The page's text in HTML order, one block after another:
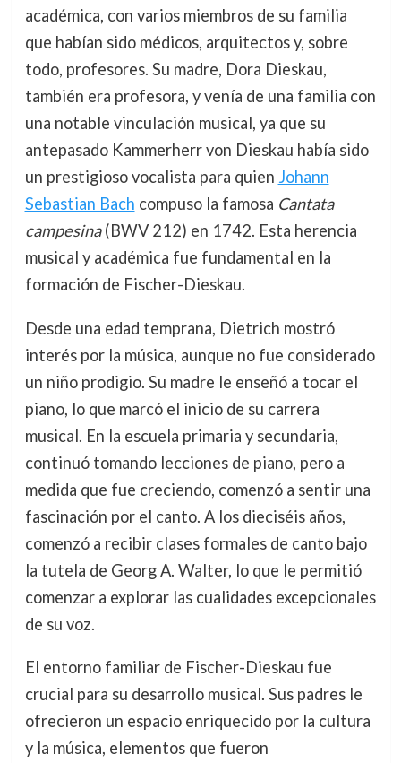
académica, con varios miembros de su familia
que habían sido médicos, arquitectos y, sobre
todo, profesores. Su madre, Dora Dieskau,
también era profesora, y venía de una familia con
una notable vinculación musical, ya que su
antepasado Kammerherr von Dieskau había sido
un prestigioso vocalista para quien Johann
Sebastian Bach compuso la famosa Cantata
campesina(BWV 212) en 1742. Esta herencia
musical y académica fue fundamental en la
formación de Fischer-Dieskau.
Desde una edad temprana, Dietrich mostró
interés por la música, aunque no fue considerado
un niño prodigio. Su madre le enseñó a tocar el
piano, lo que marcó el inicio de su carrera
musical. En la escuela primaria y secundaria,
continuó tomando lecciones de piano, pero a
medida que fue creciendo, comenzó a sentir una
fascinación por el canto. A los dieciséis años,
comenzó a recibir clases formales de canto bajo
la tutela de Georg A. Walter, lo que le permitió
comenzar a explorar las cualidades excepcionales
de su voz.
El entorno familiar de Fischer-Dieskau fue
crucial para su desarrollo musical. Sus padres le
ofrecieron un espacio enriquecido por la cultura
y la música, elementos que fueron